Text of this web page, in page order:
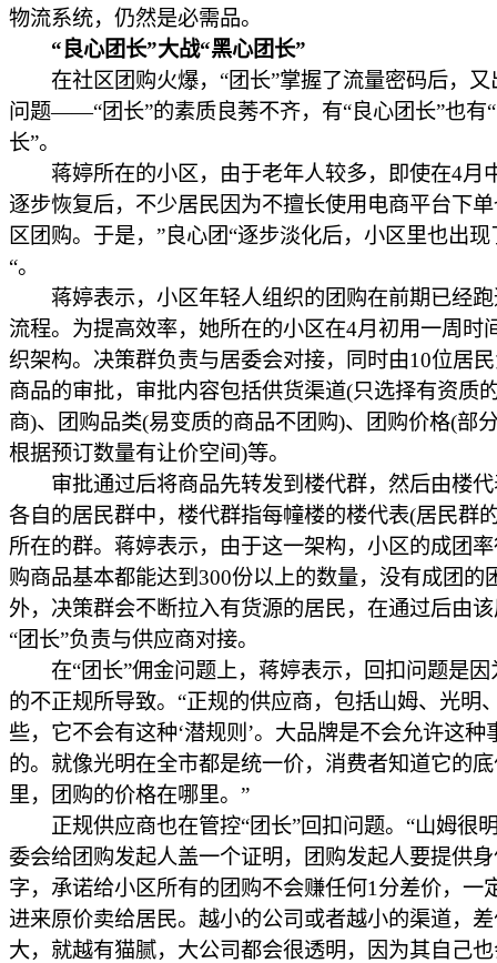
物流系统，仍然是必需品。
“良心团长”大战“黑心团长”
在社区团购火爆，“团长”掌握了流量密码后，又
问题——“团长”的素质良莠不齐，有“良心团长”也有
长”。
蒋婷所在的小区，由于老年人较多，即使在4月
逐步恢复后，不少居民因为不擅长使用电商平台下
区团购。于是，”良心团“逐步淡化后，小区里也出现
“。
蒋婷表示，小区年轻人组织的团购在前期已经跑
流程。为提高效率，她所在的小区在4月初用一周时
织架构。决策群负责与居委会对接，同时由10位居
商品的审批，审批内容包括供货渠道(只选择有资质
商)、团购品类(易变质的商品不团购)、团购价格(部
根据预订数量有让价空间)等。
审批通过后将商品先转发到楼代群，然后由楼代
各自的居民群中，楼代群指每幢楼的楼代表(居民群
所在的群。蒋婷表示，由于这一架构，小区的成团
购商品基本都能达到300份以上的数量，没有成团的
外，决策群会不断拉入有货源的居民，在通过后由
“团长”负责与供应商对接。
在“团长”佣金问题上，蒋婷表示，回扣问题是因
的不正规所导致。“正规的供应商，包括山姆、光明
些，它不会有这种‘潜规则’。大品牌是不会允许这种
的。就像光明在全市都是统一价，消费者知道它的
里，团购的价格在哪里。”
正规供应商也在管控“团长”回扣问题。“山姆很
委会给团购发起人盖一个证明，团购发起人要提供
字，承诺给小区所有的团购不会赚任何1分差价，一
进来原价卖给居民。越小的公司或者越小的渠道，
大，就越有猫腻，大公司都会很透明，因为其自己